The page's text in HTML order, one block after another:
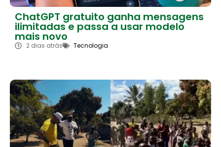
ChatGPT gratuito ganha mensagens
ilimitadas e passa a usar modelo
mais novo
2 dias atrás Tecnologia